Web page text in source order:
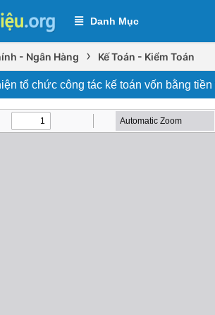
Danh Mục
- Ngân Hàng › Kế Toán - Kiểm Toán
tổ chức công tác kế toán vốn bằng